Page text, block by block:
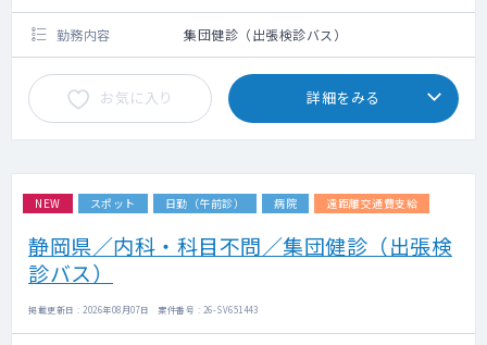
勤務内容 集団健診（出張検診バス）
お気に入り 詳細をみる
NEW スポット 日勤（午前診） 病院 遠距離交通費支給
静岡県／内科・科目不問／集団健診（出張検
診バス）
掲載更新日 : 2026年08月07日 案件番号 : 26-SV651443